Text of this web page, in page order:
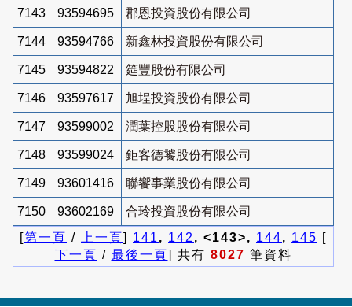
7143 93594695 郡恩投資股份有限公司
7144 93594766 新鑫林投資股份有限公司
7145 93594822 筵豐股份有限公司
7146 93597617 旭埕投資股份有限公司
7147 93599002 潤葉控股股份有限公司
7148 93599024 鉅客德饕股份有限公司
7149 93601416 聯饗事業股份有限公司
7150 93602169
合玲投資股份有限公司
[第一頁 / 上一頁] 141 , 142 , <143>, 144, 145 [
下一頁 / 最後一頁] 共有 8027 筆資料